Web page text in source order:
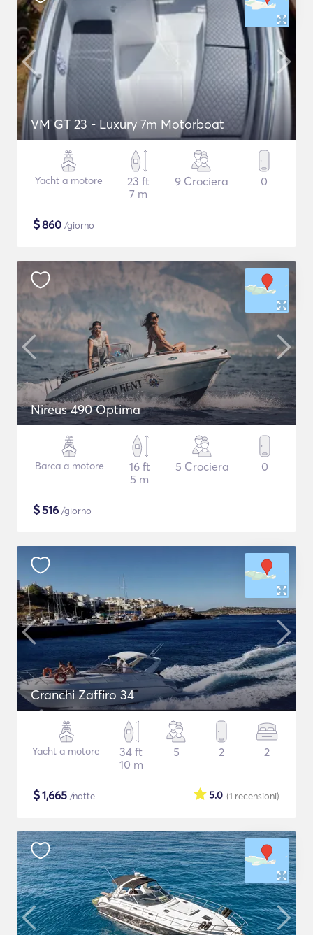
VM GT 23 - Luxury 7m Motorboat
Yacht a motore
23 ft
7 m
9 Crociera 0
$860 /giorno
Nireus 490 Optima
Barca a motore
16 ft
5 m
5 Crociera 0
$516 /giorno
Cranchi Zaffiro 34
Yacht a motore
34 ft
10 m
5 2 2
$1,665 /notte (1 recensioni)
5.0